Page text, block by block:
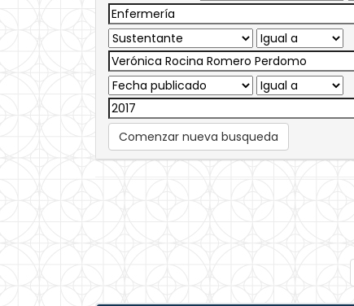
Comenzar nueva busqueda